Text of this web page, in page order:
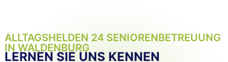
ALLTAGSHELDEN 24 SENIOREN­BETREUUNG
IN WALDENBURG
LERNEN SIE UNS KENNEN